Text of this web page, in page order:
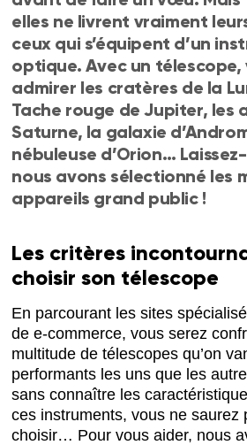
elles ne livrent vraiment
ceux qui s’équipent d’un
optique. Avec un télescope,
admirer les cratères de la
Tache rouge de Jupiter, les
Saturne, la galaxie
nébuleuse d’Orion…
nous avons sélectionné les
appareils grand public !
Les critères
choisir son télescope
En parcourant les sites
de e-commerce, vous serez
multitude de télescopes qu’on
performants les uns que les
sans connaître les
ces instruments, vous ne saurez
choisir… Pour vous aider, nous